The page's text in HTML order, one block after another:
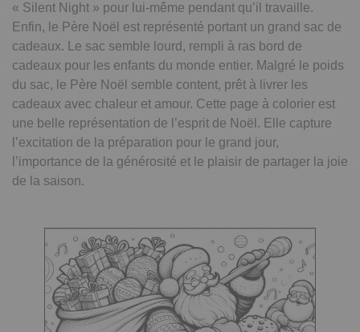
« Silent Night » pour lui-même pendant qu’il travaille.
Enfin, le Père Noël est représenté portant un grand sac de
cadeaux. Le sac semble lourd, rempli à ras bord de
cadeaux pour les enfants du monde entier. Malgré le poids
du sac, le Père Noël semble content, prêt à livrer les
cadeaux avec chaleur et amour. Cette page à colorier est
une belle représentation de l’esprit de Noël. Elle capture
l’excitation de la préparation pour le grand jour,
l’importance de la générosité et le plaisir de partager la joie
de la saison.